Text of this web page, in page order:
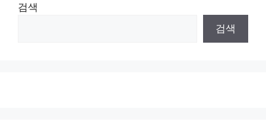
검색
검색